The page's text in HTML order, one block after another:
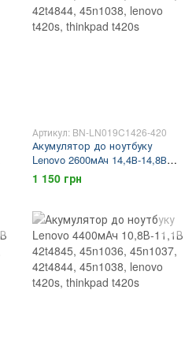
Артикул: BN-LN019C1426-420
Акумулятор до ноутбуку
Lenovo 2600мАч 14,4В-14,8В
42t4845, 45n1036, 45n1037,
42t4844, 45n1038, lenovo t420s,
1 150 грн